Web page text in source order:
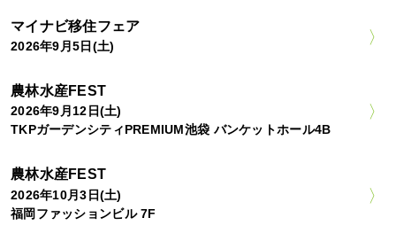
マイナビ移住フェア
2026年9月5日(土)
農林水産FEST
2026年9月12日(土)
TKPガーデンシティPREMIUM池袋 バンケットホール4B
農林水産FEST
2026年10月3日(土)
福岡ファッションビル 7F